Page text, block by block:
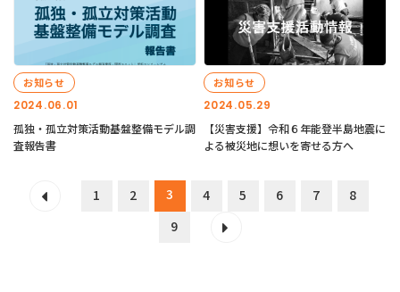
2024.06.01
お知らせ
孤独・孤立対策活動基盤整備モデル調
査報告書
2024.05.29
お知らせ
【災害支援】令和６年能登半島地震に
よる被災地に想いを寄せる方へ
1 2 3 4 5 6 7
8
9